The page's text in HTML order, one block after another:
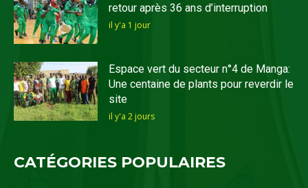
retour après 36 ans d’interruption
il y'a 1 jour
Espace vert du secteur n°4 de Manga:
Une centaine de plants pour reverdir le
site
il y'a 2 jours
CATÉGORIES POPULAIRES